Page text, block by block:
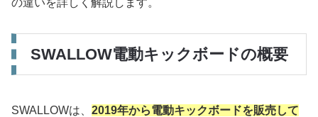
の違いを詳しく解説します。
SWALLOW電動キックボードの概要
SWALLOWは、 2019年から電動キックボードを販売して